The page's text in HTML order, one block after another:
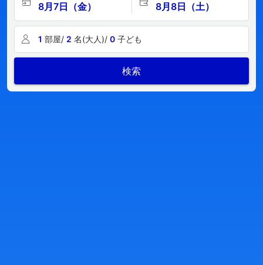
8月7日（金） 8月8日（土）
1 部屋/ 2 名(大人)/ 0 子ども
検索